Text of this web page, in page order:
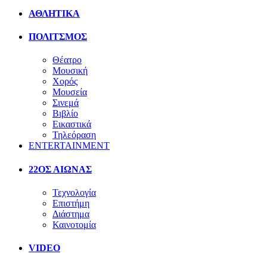
ΑΘΛΗΤΙΚΑ
ΠΟΛΙΤΣΜΟΣ
Θέατρο
Μουσική
Χορός
Μουσεία
Σινεμά
Βιβλίο
Εικαστικά
Τηλεόραση
ENTERTAINMENT
22ΟΣ ΑΙΩΝΑΣ
Τεχνολογία
Επιστήμη
Διάστημα
Καινοτομία
VIDEO